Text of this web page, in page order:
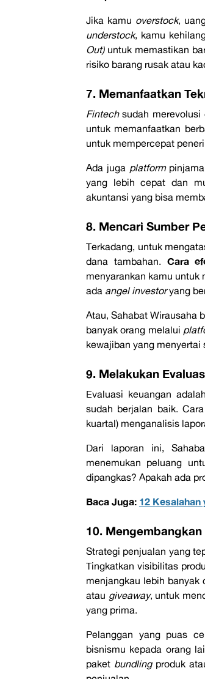
Jika kamu overstock,
understock, kamu
Out)untuk memastikan
risiko barang rusak atau
7. Memanfaatkan
Fintechsudah merevolusi
untuk memanfaatkan
untuk mempercepat
Ada juga platform
yang lebih cepat dan
akuntansi yang bisa
8. Mencari Sumber
Terkadang, untuk
dana tambahan. Cara
menyarankan kamu untuk
ada angel investoryang
Atau, Sahabat Wirausaha
banyak orang melalui
kewajiban yang menyertai
9. Melakukan
Evaluasi keuangan
sudah berjalan baik.
kuartal) menganalisis
Dari laporan ini,
menemukan peluang
dipangkas? Apakah ada
Baca Juga: 12 Kesalahan
10.
Strategi penjualan yang
Tingkatkan visibilitas
menjangkau lebih banyak
atau giveaway, untuk
yang prima.
Pelanggan yang puas
bisnismu kepada orang
paket bundlingproduk